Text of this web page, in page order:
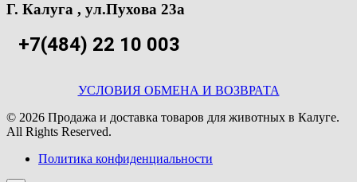
Г. Калуга , ул.Пухова 23а
+7(484) 22 10 003
УСЛОВИЯ ОБМЕНА И ВОЗВРАТА
© 2026 Продажа и доставка товаров для животных в Калуге.
All Rights Reserved.
Политика конфиденциальности